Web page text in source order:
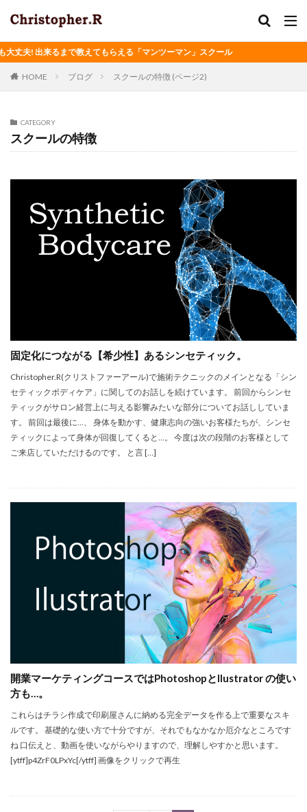
夫! 出来るまで教えてもらえる「マンツーマン」スクール
HOME ブログ スクールの特徴 (ページ2)
CATEGORY
スクールの特徴
固定化につながる【希少性】あるシンセティック。
Christopher.R(クリストファーアール)で施術テクニックのメインとなる「シン
セティックボディケア」に関してのお話しを続けています。 前回からシンセ
ティックがサロン経営上に与える影響みたいな部分についてお話ししていま
す。 前回は最後に…、 身体を動かす、健康志向の強いお客様たちが、シンセ
ティックによって身体が回復してくると…。 今度は次の段階のお客様として
ご来店していただけるのです。 と言 […]
開業マーケティングコースではPhotoshopとllustrator の使い
方も…。
これらはチラシ作成で印刷屋さんに納める完全データを作る上で重要なスキ
ルです。 基礎的な使い方で十分ですが、それでもなかなか厄介なところです
ね 口伝えと、動画を使いながらやりますので、理解しやすかと思います。
[ytff]p4ZrF0LPxYc[/ytff] 画像をクリックで再生